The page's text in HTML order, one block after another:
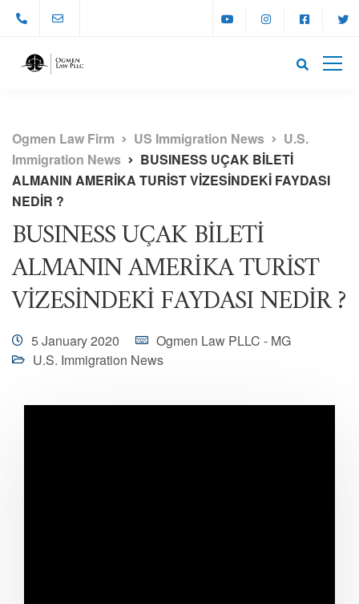
Ogmen Law Firm US Immigration News
U.S.
Immigration News
BUSINESS UÇAK BİLETİ
ALMANIN AMERİKA TURİST VİZESİNDEKİ FAYDASI
NEDİR ?
BUSINESS UÇAK BİLETİ
ALMANIN AMERİKA TURİST
VİZESİNDEKİ FAYDASI NEDİR ?
5 January 2020
Ogmen Law PLLC - MG
U.S. Immigration News